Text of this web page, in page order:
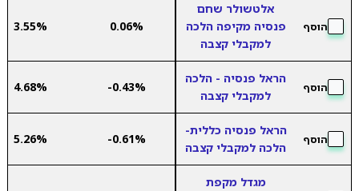
הוסף
אלטשולר שחם
פנסיה מקיפה הלכה
למקבלי קצבה
0.06%
3.55%
הוסף
הראל פנסיה - הלכה
למקבלי קצבה
-0.43%
4.68%
הוסף
הראל פנסיה כללית-
הלכה למקבלי קצבה
-0.61%
5.26%
מגדל מקפת